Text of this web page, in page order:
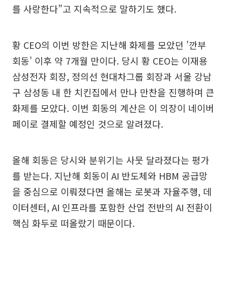
를 사랑한다”고 지속적으로 말하기도 했다.
황 CEO의 이번 방한은 지난해 화제를 모았던 '깐부
회동' 이후 약 7개월 만이다. 당시 황 CEO는 이재용
삼성전자 회장, 정의선 현대차그룹 회장과 서울 강남
구 삼성동 내 한 치킨집에서 만나 만찬을 진행하며 큰
화제를 모았다. 이번 회동의 계산은 이 의장이 네이버
페이로 결제할 예정인 것으로 알려졌다.
올해 회동은 당시와 분위기는 사뭇 달라졌다는 평가
를 받는다. 지난해 회동이 AI 반도체와 HBM 공급망
을 중심으로 이뤄졌다면 올해는 로봇과 자율주행, 데
이터센터, AI 인프라를 포함한 산업 전반의 AI 전환이
핵심 화두로 떠올랐기 때문이다.